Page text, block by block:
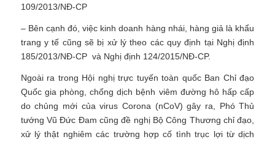
109/2013/NĐ-CP
– Bên cạnh đó, việc kinh doanh hàng nhái, hàng giả là khẩu
trang y tế cũng sẽ bị xử lý theo các quy định tại Nghị định
185/2013/NĐ-CP và Nghị định 124/2015/NĐ-CP.
Ngoài ra trong Hội nghị trực tuyến toàn quốc Ban Chỉ đạo
Quốc gia phòng, chống dịch bệnh viêm đường hô hấp cấp
do chủng mới của virus Corona (nCoV) gây ra, Phó Thủ
tướng Vũ Đức Đam cũng đề nghị Bộ Công Thương chỉ đạo,
xử lý thật nghiêm các trường hợp cố tình trục lợi từ dịch